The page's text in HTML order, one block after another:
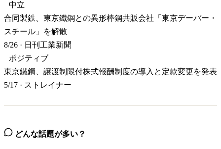
中立
合同製鉄、東京鐵鋼との異形棒鋼共販会社「東京デーバー・
スチール」を解散
8/26 · 日刊工業新聞
ポジティブ
東京鐵鋼、譲渡制限付株式報酬制度の導入と定款変更を発表
5/17 · ストレイナー
どんな話題が多い？